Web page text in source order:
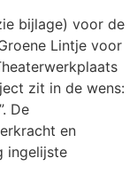
bijlage) voor de
Lintje voor
zit in de wens:
De
en
ingelijste